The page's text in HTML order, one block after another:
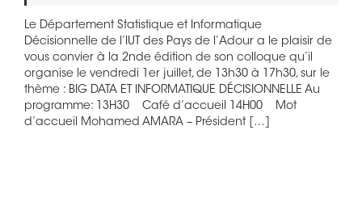
Le Département Statistique et Informatique
Décisionnelle de l’IUT des Pays de l’Adour a le plaisir de
vous convier à la 2nde édition de son colloque qu’il
organise le vendredi 1er juillet, de 13h30 à 17h30, sur le
thème : BIG DATA ET INFORMATIQUE DÉCISIONNELLE Au
programme: 13H30 Café d’accueil 14H00 Mot
d’accueil Mohamed AMARA – Président […]